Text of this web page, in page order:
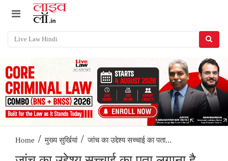
Home / मुख्य सुर्खियां / जांच का उद्देश्य सच्चाई का पता...